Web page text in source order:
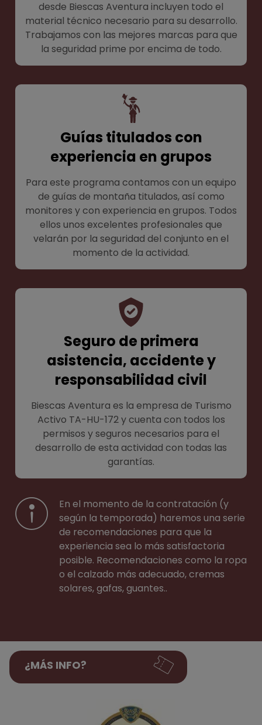
desde Biescas Aventura incluyen todo el
material técnico necesario para su desarrollo.
Trabajamos con las mejores marcas para que
la seguridad prime por encima de todo.
Guías titulados con
experiencia en grupos
Para este programa contamos con un equipo
de guías de montaña titulados, así como
monitores y con experiencia en grupos. Todos
ellos unos excelentes profesionales que
velarán por la seguridad del conjunto en el
momento de la actividad.
Seguro de primera
asistencia, accidente y
responsabilidad civil
Biescas Aventura es la empresa de Turismo
Activo TA-HU-172 y cuenta con todos los
permisos y seguros necesarios para el
desarrollo de esta actividad con todas las
garantías.
En el momento de la contratación (y
según la temporada) haremos una serie
de recomendaciones para que la
experiencia sea lo más satisfactoria
posible. Recomendaciones como la ropa
o el calzado más adecuado, cremas
solares, gafas, guantes..
¿MÁS INFO?